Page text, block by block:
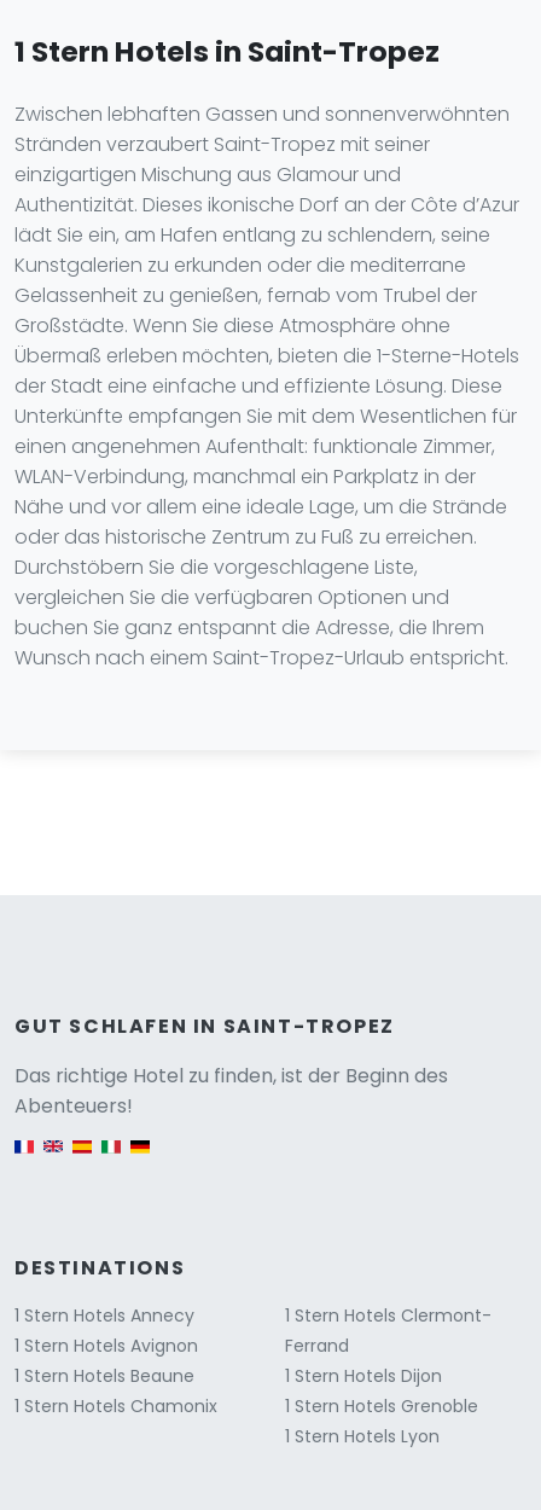
1 Stern Hotels in Saint-Tropez
Zwischen lebhaften Gassen und sonnenverwöhnten
Stränden verzaubert Saint-Tropez mit seiner
einzigartigen Mischung aus Glamour und
Authentizität. Dieses ikonische Dorf an der Côte d’Azur
lädt Sie ein, am Hafen entlang zu schlendern, seine
Kunstgalerien zu erkunden oder die mediterrane
Gelassenheit zu genießen, fernab vom Trubel der
Großstädte. Wenn Sie diese Atmosphäre ohne
Übermaß erleben möchten, bieten die 1-Sterne-Hotels
der Stadt eine einfache und effiziente Lösung. Diese
Unterkünfte empfangen Sie mit dem Wesentlichen für
einen angenehmen Aufenthalt: funktionale Zimmer,
WLAN-Verbindung, manchmal ein Parkplatz in der
Nähe und vor allem eine ideale Lage, um die Strände
oder das historische Zentrum zu Fuß zu erreichen.
Durchstöbern Sie die vorgeschlagene Liste,
vergleichen Sie die verfügbaren Optionen und
buchen Sie ganz entspannt die Adresse, die Ihrem
Wunsch nach einem Saint-Tropez-Urlaub entspricht.
GUT SCHLAFEN IN SAINT-TROPEZ
Das richtige Hotel zu finden, ist der Beginn des
Abenteuers!
DESTINATIONS
1 Stern Hotels Annecy
1 Stern Hotels Avignon
1 Stern Hotels Beaune
1 Stern Hotels Chamonix
1 Stern Hotels Clermont-
Ferrand
1 Stern Hotels Dijon
1 Stern Hotels Grenoble
1 Stern Hotels Lyon